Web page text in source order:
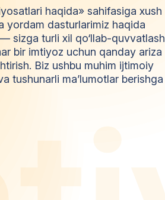
haqida» sahifasiga xush
yordam dasturlarimiz haqida
sizga turli xil qo‘llab-quvvatlash
bir imtiyoz uchun qanday ariza
Biz ushbu muhim ijtimoiy
tushunarli ma’lumotlar berishga